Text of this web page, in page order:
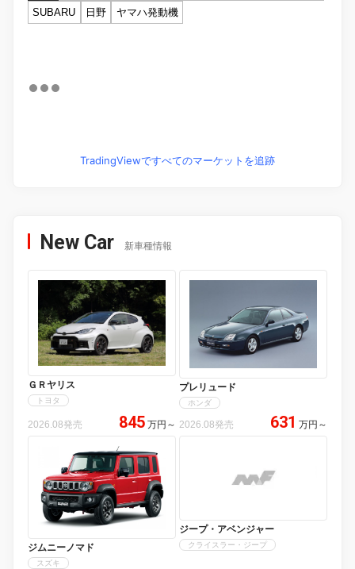
SUBARU
日野 ヤマハ発動機
TradingViewですべてのマーケットを追跡
New Car 新車種情報
ＧＲヤリス
トヨタ
2026.08発売 845 万円 ～
プレリュード
ホンダ
2026.08発売 631 万円 ～
ジムニーノマド
スズキ
ジープ・アベンジャー
クライスラー・ジープ